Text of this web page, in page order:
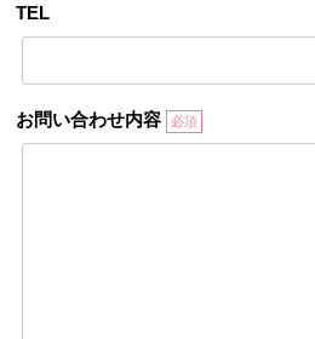
TEL
お問い合わせ内容 必須